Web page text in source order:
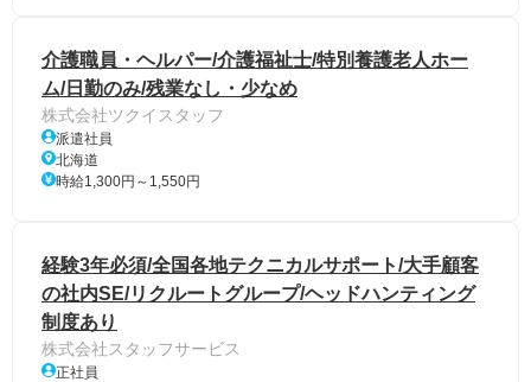
介護職員・ヘルパー/介護福祉士/特別養護老人ホー
ム/日勤のみ/残業なし・少なめ
株式会社ツクイスタッフ
派遣社員
北海道
時給1,300円～1,550円
経験3年必須/全国各地テクニカルサポート/大手顧客
の社内SE/リクルートグループ/ヘッドハンティング
制度あり
株式会社スタッフサービス
正社員